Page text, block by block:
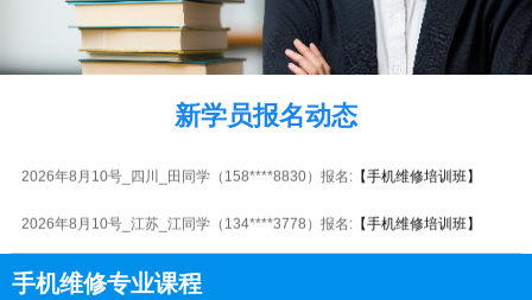
新学员报名动态
2026年8月10号_广西_周同学（185****7565）报名: 【手机维修培训班】
2026年8月10号_广东_田同学（151****8554）报名:【手机维修培训班】
2026年8月10号_海南_马同学（138****3849）报名:【手机维修培训班】
2026年8月10号_四川_田同学（158****8830）报名: 【手机维修培训班】
2026年8月10号_江苏_江同学（134****3778）报名: 【手机维修培训班】
手机维修专业课程